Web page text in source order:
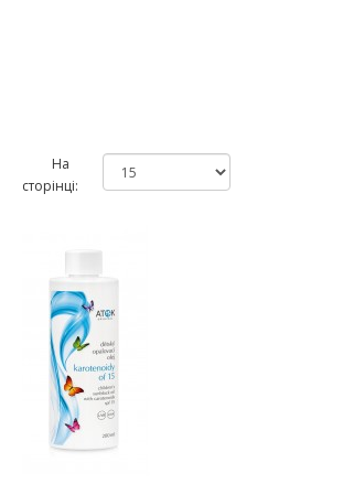
На
сторінці: